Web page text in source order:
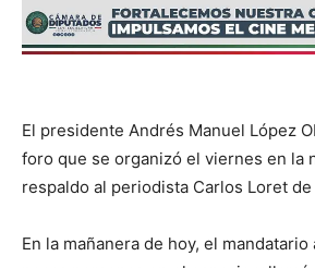
El presidente Andrés Manuel López
foro que se organizó el viernes en la
respaldo al periodista Carlos Loret de
En la mañanera de hoy, el